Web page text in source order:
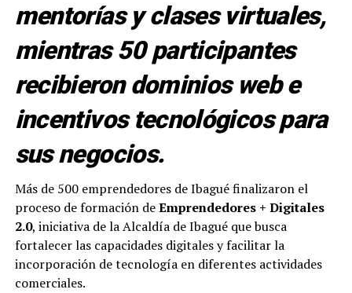
mentorías y clases virtuales,
mientras 50 participantes
recibieron dominios web e
incentivos tecnológicos para
sus negocios.
Más de 500 emprendedores de Ibagué finalizaron el
proceso de formación deEmprendedores + Digitales
2.0, iniciativa de la Alcaldía de Ibagué que busca
fortalecer las capacidades digitales y facilitar la
incorporación de tecnología en diferentes actividades
comerciales.